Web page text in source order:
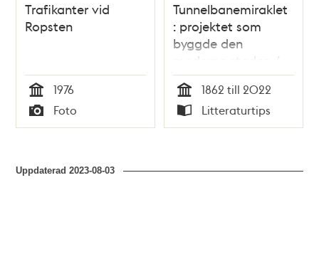
Trafikanter vid
Ropsten
Tid
1976
Typ
Foto
Tunnelbanemiraklet
: projektet som
byggde den
moderna staden /
Pär Isaksson
Tid
1862 till 2022
Typ
Litteraturtips
Uppdaterad2023-08-03